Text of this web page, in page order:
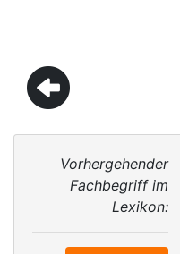
Vorhergehender
Fachbegriff im
Lexikon: